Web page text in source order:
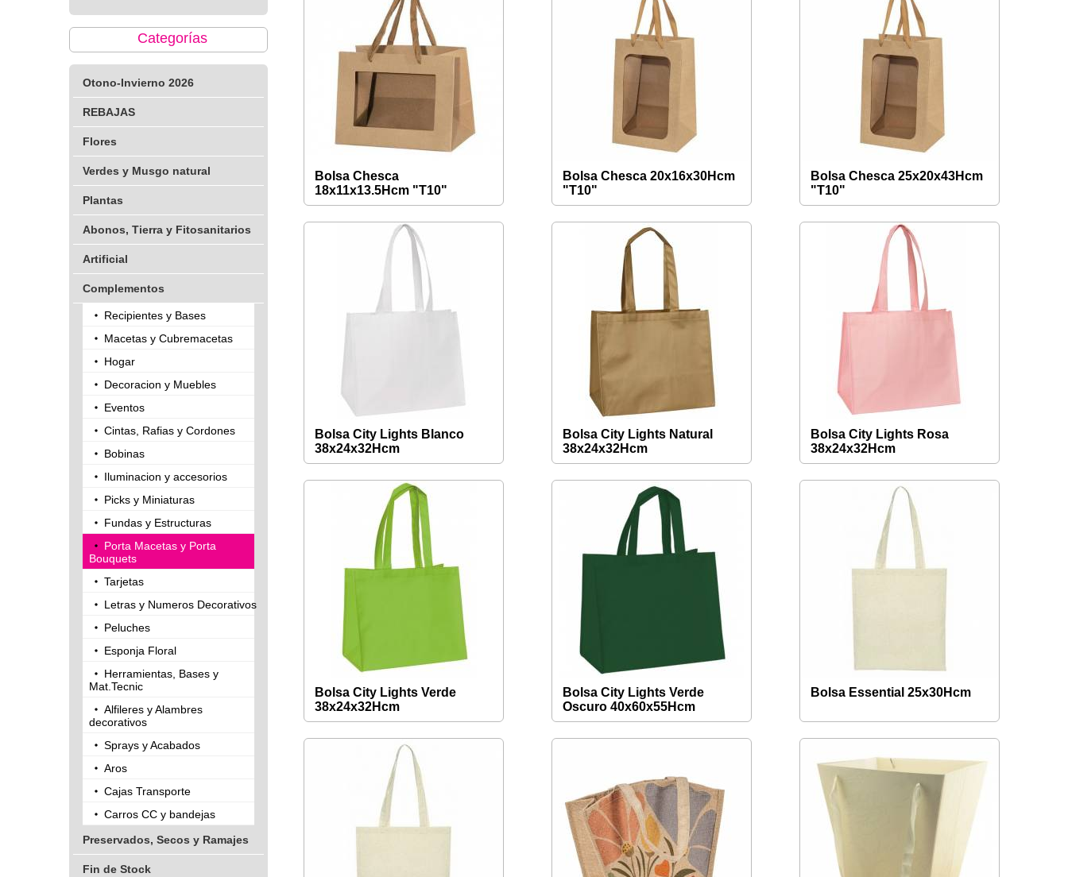
Categorías
Otono-Invierno 2026
REBAJAS
Flores
Verdes y Musgo natural
Plantas
Abonos, Tierra y Fitosanitarios
Artificial
Complementos
Recipientes y Bases
Macetas y Cubremacetas
Hogar
Decoracion y Muebles
Eventos
Cintas, Rafias y Cordones
Bobinas
Iluminacion y accesorios
Picks y Miniaturas
Fundas y Estructuras
Porta Macetas y Porta
Bouquets
Tarjetas
Letras y Numeros Decorativos
Peluches
Esponja Floral
Herramientas, Bases y
Mat.Tecnic
Alfileres y Alambres
decorativos
Sprays y Acabados
Aros
Cajas Transporte
Carros CC y bandejas
Preservados, Secos y Ramajes
Fin de Stock
Bolsa Chesca
18x11x13.5Hcm "T10"
Bolsa Chesca 20x16x30Hcm
"T10"
Bolsa Chesca 25x20x43Hcm
"T10"
Bolsa City Lights Blanco
38x24x32Hcm
Bolsa City Lights Natural
38x24x32Hcm
Bolsa City Lights Rosa
38x24x32Hcm
Bolsa City Lights Verde
38x24x32Hcm
Bolsa City Lights Verde
Oscuro 40x60x55Hcm
Bolsa Essential 25x30Hcm